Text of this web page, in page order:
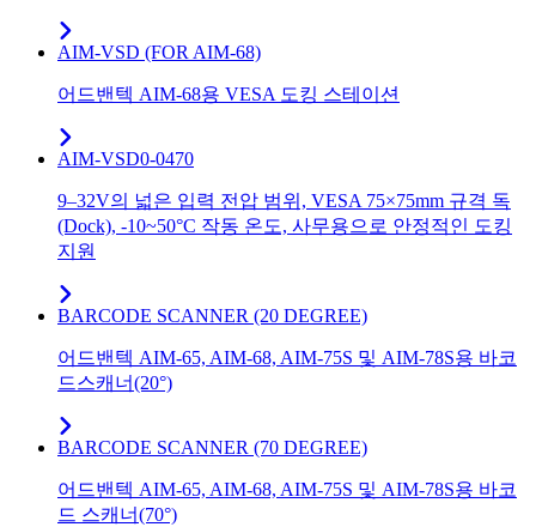
AIM-VSD (FOR AIM-68)
어드밴텍 AIM-68용 VESA 도킹 스테이션
AIM-VSD0-0470
9–32V의 넓은 입력 전압 범위, VESA 75×75mm 규격 독
(Dock), -10~50°C 작동 온도, 사무용으로 안정적인 도킹
지원
BARCODE SCANNER (20 DEGREE)
어드밴텍 AIM-65, AIM-68, AIM-75S 및 AIM-78S용 바코
드스캐너(20°)
BARCODE SCANNER (70 DEGREE)
어드밴텍 AIM-65, AIM-68, AIM-75S 및 AIM-78S용 바코
드 스캐너(70°)